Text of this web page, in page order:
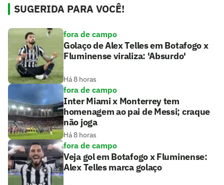
SUGERIDA PARA VOCÊ!
fora de campo
Golaço de Alex Telles em Botafogo x
Fluminense viraliza: 'Absurdo'
Há 8 horas
fora de campo
Inter Miami x Monterrey tem
homenagem ao pai de Messi; craque
não joga
Há 8 horas
fora de campo
Veja gol em Botafogo x Fluminense:
Alex Telles marca golaço